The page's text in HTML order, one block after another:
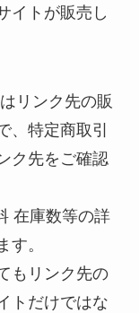
イトが販売し
リンク先の販
、特定商取引
ク先をご確認
在庫数等の詳
す。
もリンク先の
トだけではな